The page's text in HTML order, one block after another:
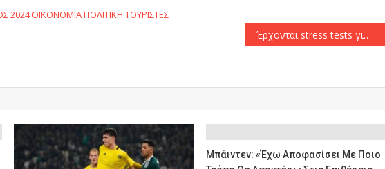
2024 ΟΙΚΟΝΟΜΙΑΠΟΛΙΤΙΚΗ ΤΟΥΡΙΣΤΕΣ
Έρχονται stress tests για τις τράπεζες, με επιτόπιους ελέγχους από την ΕΚΤ
Μπάιντεν: «Έχω Αποφασίσει Με Ποιο